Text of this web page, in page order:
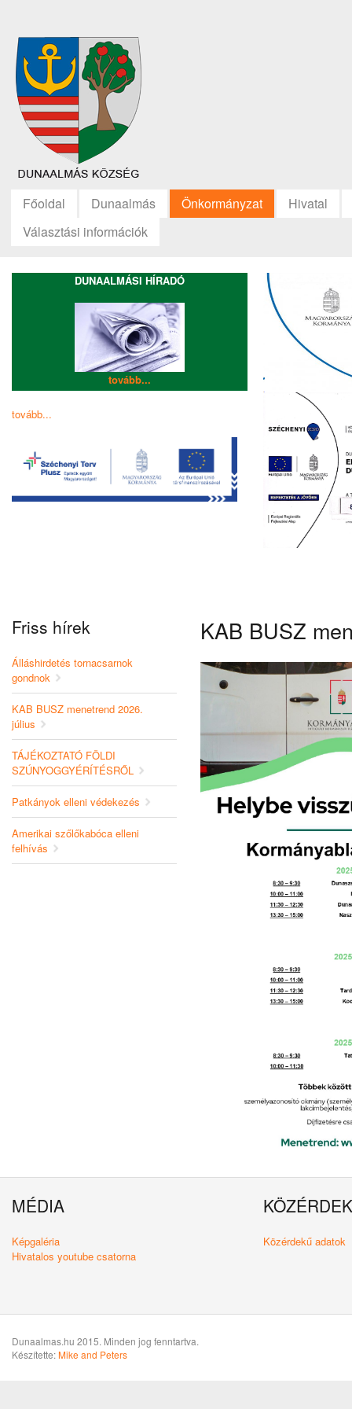
Főoldal Dunaalmás Önkormányzat
Hivatal
Választási információk
DUNAALMÁSI HÍRADÓ
tovább...
tovább...
Friss hírek
Álláshirdetés tornacsarnok
gondnok
KAB BUSZ menetrend 2026.
július
TÁJÉKOZTATÓ FÖLDI
SZÚNYOGGYÉRÍTÉSRŐL
Patkányok elleni védekezés
Amerikai szőlőkabóca elleni
felhívás
KAB BUSZ
MÉDIA
Képgaléria
Hivatalos youtube csatorna
Közérdekű adatok
Dunaalmas.hu 2015. Minden jog fenntartva.
Készítette:Mike and Peters